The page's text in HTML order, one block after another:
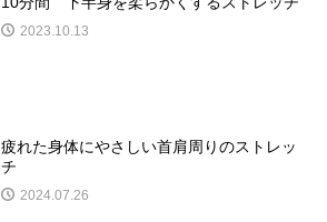
2023.10.13
疲れた身体にやさしい首肩周りのストレッ
チ
2024.07.26